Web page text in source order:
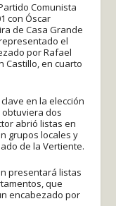
Comunista
con Óscar
de Casa Grande
el
por Rafael
Castillo, en cuarto
en la elección
dos
abrió listas en
grupos locales y
de la Vertiente.
presentará listas
que
encabezado por